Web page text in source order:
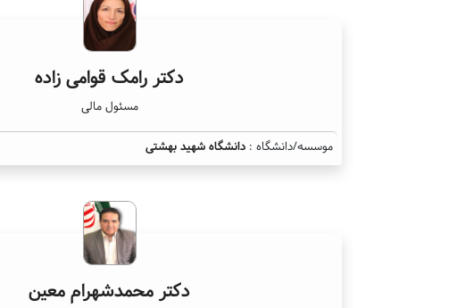
دکتر رامک قوامی زاده
مسئول مالی
موسسه/دانشگاه : دانشگاه شهید بهشتی
دکتر محمدشهرام معین